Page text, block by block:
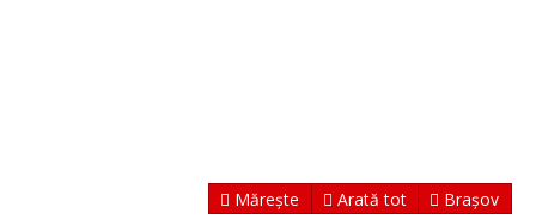
Mărește Arată tot Brașov